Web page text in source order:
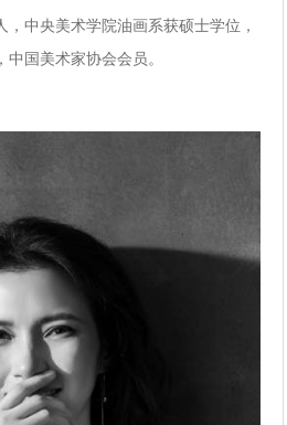
中央美术学院油画系获硕士学位，
中国美术家协会会员。